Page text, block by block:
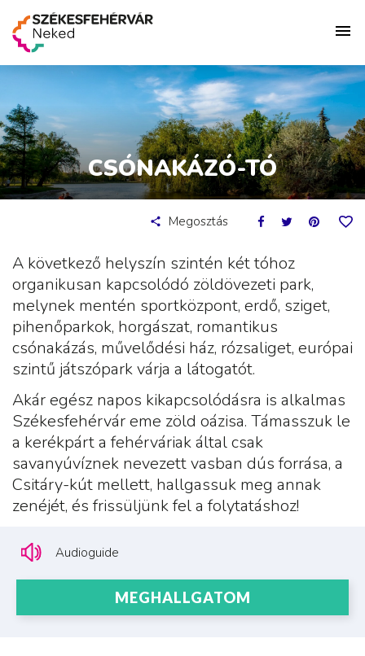
CSÓNAKÁZÓ-TÓ
Megosztás
A következő helyszín szintén két tóhoz
organikusan kapcsolódó zöldövezeti park,
melynek mentén sportközpont, erdő, sziget,
pihenőparkok, horgászat, romantikus
csónakázás, művelődési ház, rózsaliget, európai
szintű játszópark várja a látogatót.
Akár egész napos kikapcsolódásra is alkalmas
Székesfehérvár eme zöld oázisa. Támasszuk le
a kerékpárt a fehérváriak által csak
savanyúvíznek nevezett vasban dús forrása, a
Csitáry-kút mellett, hallgassuk meg annak
zenéjét, és frissüljünk fel a folytatáshoz!
Audioguide
MEGHALLGATOM